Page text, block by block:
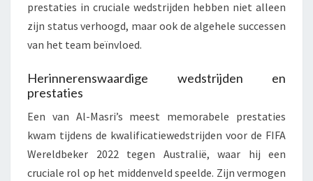
prestaties in cruciale wedstrijden hebben niet alleen
zijn status verhoogd, maar ook de algehele successen
van het team beïnvloed.
Herinnerenswaardige wedstrijden en
prestaties
Een van Al-Masri’s meest memorabele prestaties
kwam tijdens de kwalificatiewedstrijden voor de FIFA
Wereldbeker 2022 tegen Australië, waar hij een
cruciale rol op het middenveld speelde. Zijn vermogen